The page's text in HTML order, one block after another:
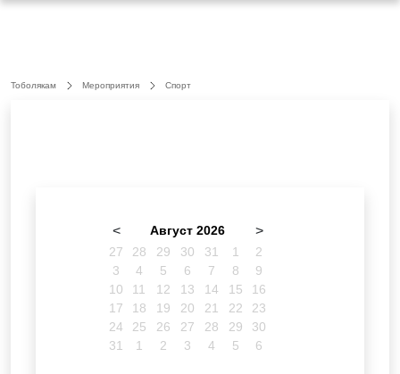
Тоболякам Мероприятия Спорт
< Август 2026 >
27 28 29 30 31 1
2
3
4 5 6 7 8
9
10
11 12 13 14 15
16
17
18 19 20 21 22
23
24
25 26 27 28 29
30
31
1 2 3 4 5 6